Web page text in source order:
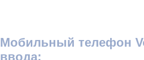
Мобильный телефон
ввода: